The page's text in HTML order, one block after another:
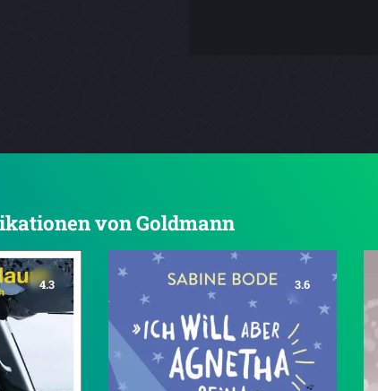
von Goldmann
4.3 3.6